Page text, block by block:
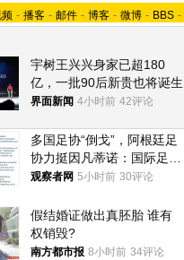
- 播客 - 邮件 - 博客 - 微博 - BBS -
宇树王兴兴身家已超180
亿，一批90后新贵也将诞生
界面新闻 4小时前 42评论
多国足协“倒戈”，阿根廷足
协力挺因凡蒂诺：国际足联
今后应继续在其领导下前行
观察者网 5小时前 30评论
假结婚证做出真胚胎 谁有
权销毁?
南方都市报 8小时前 34评论